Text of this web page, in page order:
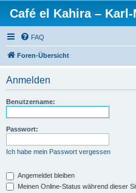
Café el Kahira –
FAQ
Foren-Übersicht
Anmelden
Benutzername:
Passwort:
Ich habe mein Passwort vergessen
Angemeldet bleiben
Meinen Online-Status während dieser